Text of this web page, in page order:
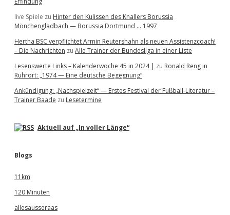
live Spiele zu Hinter den Kulissen des Knallers Borussia
Mönchengladbach — Borussia Dortmund … 1997
Hertha BSC verpflichtet Armin Reutershahn als neuen Assistenzcoach!
– Die Nachrichten zu Alle Trainer der Bundesliga in einer Liste
Lesenswerte Links – Kalenderwoche 45 in 2024 | zu Ronald Reng in
Ruhrort: „1974 — Eine deutsche Begegnung“
Ankündigung: „Nachspielzeit“ — Erstes Festival der Fußball-Literatur –
Trainer Baade zu Lesetermine
Aktuell auf „In voller Länge“
Blogs
11km
120 Minuten
allesausseraas